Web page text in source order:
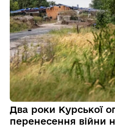
Два роки Курської
перенесення війни